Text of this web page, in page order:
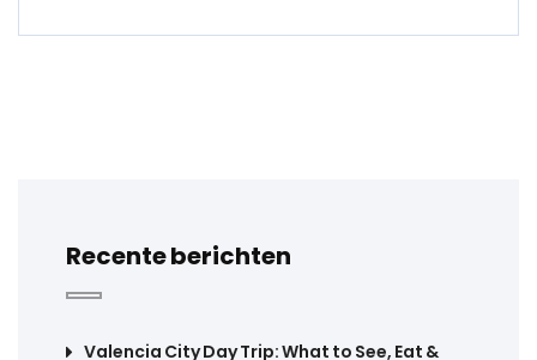
Recente berichten
Valencia City Day Trip: What to See, Eat &